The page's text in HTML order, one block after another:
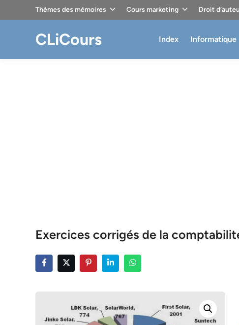
Thèmes des mémoires Cours marketing Droit
CLiCours Index Informatique
Exercices corrigés de la